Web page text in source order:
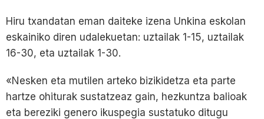
Hiru txandatan eman daiteke izena Unkina eskolan
eskainiko diren udalekuetan: uztailak 1-15, uztailak
16-30, eta uztailak 1-30.
«Nesken eta mutilen arteko bizikidetza eta parte
hartze ohiturak sustatzeaz gain, hezkuntza balioak
eta bereziki genero ikuspegia sustatuko ditugu